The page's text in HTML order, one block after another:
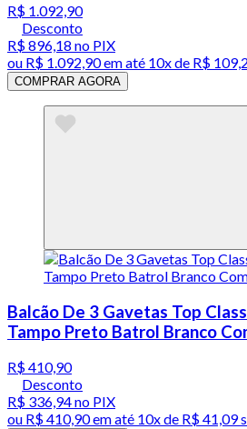
R$ 1.092,90
Desconto
R$ 896,18 no PIX
ou R$ 1.092,90em até 10x de R$
COMPRAR AGORA
Balcão De 3 Gavetas Top
Tampo Preto Batrol Branco
R$ 410,90
Desconto
R$ 336,94no PIX
ou R$ 410,90em até 10x de R$ 41,09